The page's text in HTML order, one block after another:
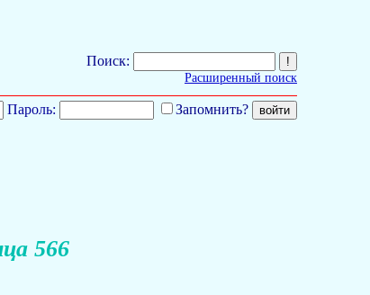
Поиск:
Расширенный поиск
Пароль: Запомнить?
566